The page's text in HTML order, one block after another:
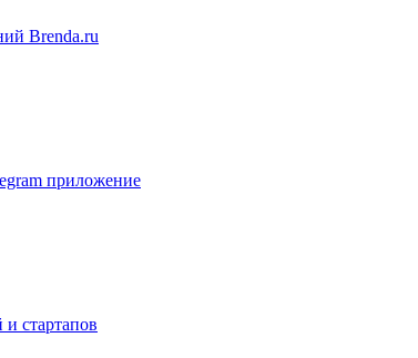
Brenda.ru
приложение
стартапов